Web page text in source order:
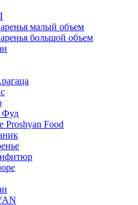
малый объем
большой объем
Фуд
Proshyan Food